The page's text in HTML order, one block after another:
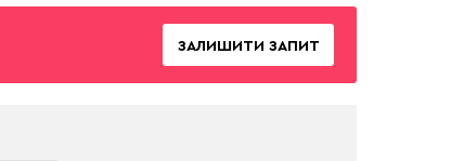
ЗАЛИШИТИ ЗАПИТ